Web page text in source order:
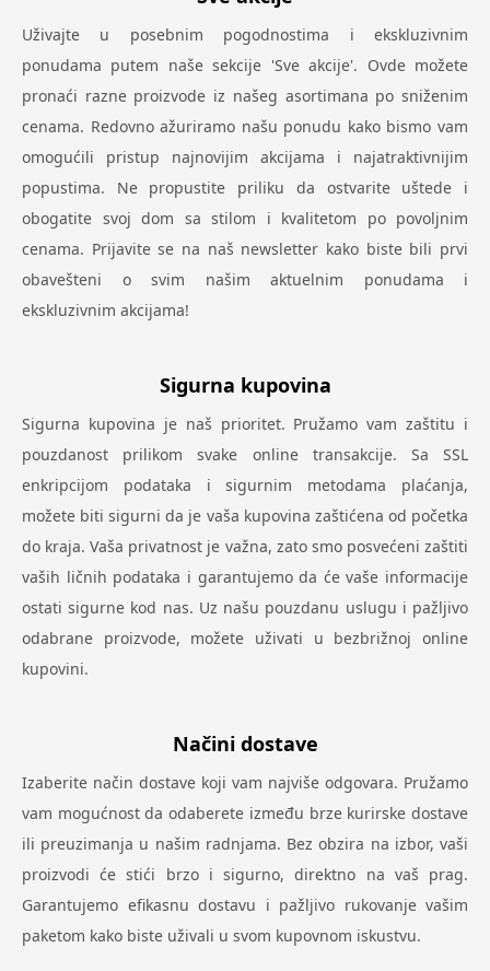
Uživajte u posebnim pogodnostima i ekskluzivnim
ponudama putem naše sekcije 'Sve akcije'. Ovde možete
pronaći razne proizvode iz našeg asortimana po sniženim
cenama. Redovno ažuriramo našu ponudu kako bismo vam
omogućili pristup najnovijim akcijama i najatraktivnijim
popustima. Ne propustite priliku da ostvarite uštede i
obogatite svoj dom sa stilom i kvalitetom po povoljnim
cenama. Prijavite se na naš newsletter kako biste bili prvi
obavešteni o svim našim aktuelnim ponudama i
ekskluzivnim akcijama!
Sigurna kupovina
Sigurna kupovina je naš prioritet. Pružamo vam zaštitu i
pouzdanost prilikom svake online transakcije. Sa SSL
enkripcijom podataka i sigurnim metodama plaćanja,
možete biti sigurni da je vaša kupovina zaštićena od početka
do kraja. Vaša privatnost je važna, zato smo posvećeni zaštiti
vaših ličnih podataka i garantujemo da će vaše informacije
ostati sigurne kod nas. Uz našu pouzdanu uslugu i pažljivo
odabrane proizvode, možete uživati u bezbrižnoj online
kupovini.
Načini dostave
Izaberite način dostave koji vam najviše odgovara. Pružamo
vam mogućnost da odaberete između brze kurirske dostave
ili preuzimanja u našim radnjama. Bez obzira na izbor, vaši
proizvodi će stići brzo i sigurno, direktno na vaš prag.
Garantujemo efikasnu dostavu i pažljivo rukovanje vašim
paketom kako biste uživali u svom kupovnom iskustvu.